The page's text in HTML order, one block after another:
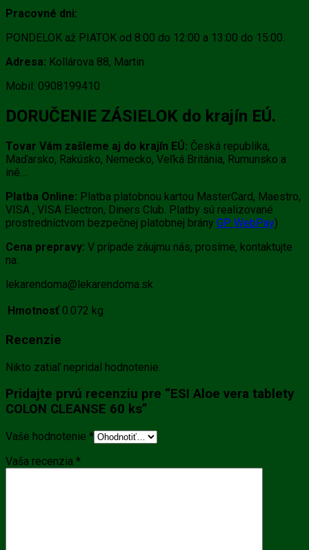
Pracovné dni:
PONDELOK až PIATOK od 8:00 do 12:00 a 13:00 do 15:00.
Adresa: Kollárova 88, Martin
Mobil: 0908199410
DORUČENIE ZÁSIELOK do krajín EÚ.
Tovar Vám zašleme aj do krajín EÚ: Česká republika,
Maďarsko, Rakúsko, Nemecko, Veľká Británia, Rumunsko a
iné…
Platba Online: Platba platobnou kartou MasterCard, Maestro,
VISA , VISA Electron, Diners Club. Platby sú realizované
prostredníctvom bezpečnej platobnej brány GP WebPay)
Cena prepravy: V prípade záujmu nás, prosíme, kontaktujte
na:
lekarendoma@lekarendoma.sk
Hmotnosť 0.072 kg
Recenzie
Nikto zatiaľ nepridal hodnotenie.
Pridajte prvú recenziu pre “ESI Aloe vera tablety
COLON CLEANSE 60 ks”
Vaše hodnotenie *
Vaša recenzia *